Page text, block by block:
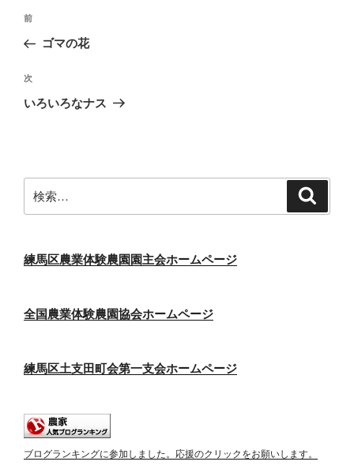
投
ナ
ビ
ゲ
ン
前
の
稿
前
ゴマの花
次
の
次
いろいろなナス
索:
練馬区農業体験農園園主会ホームページ
全国農業体験農園協会ホームページ
練馬区土支田町会第一支会ホームページ
ブログランキングに参加しました。応援のクリックをお願いします。